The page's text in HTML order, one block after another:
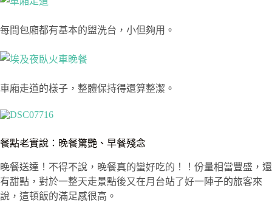
每間包廂都有基本的盥洗台，小但夠用。
車廂走道的樣子，整體保持得還算整潔。
餐點老實說：晚餐驚艷、早餐殘念
晚餐送達！不得不說，晚餐真的蠻好吃的！！份量相當豐盛，還
有甜點，對於一整天走景點後又在月台站了好一陣子的旅客來
說，這頓飯的滿足感很高。